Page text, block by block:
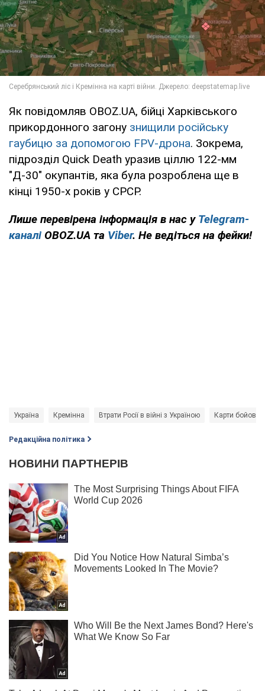
Як повідомляв OBOZ.UA, бійці Харківського
прикордонного загону знищили російську
гаубицю за допомогою FPV-дрона. Зокрема,
підрозділ Quick Death уразив ціллю 122-мм
"Д-30" окупантів, яка була розроблена ще в
кінці 1950-х років у СРСР.
Лише перевірена інформація в нас у Telegram-
каналі OBOZ.UA та Viber. Не ведіться на фейки!
Україна Кремінна Втрати Росії в війні з Україною Карти бойових
Редакційна політика